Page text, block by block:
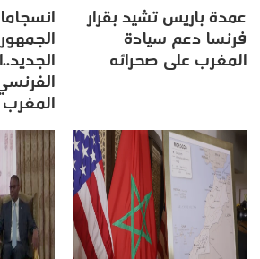
عمدة باريس تشيد بقرار
فرنسا دعم سيادة
المغرب على صحرائه